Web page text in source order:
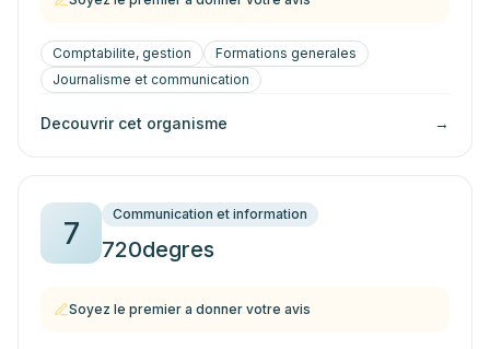
Comptabilite, gestion
Formations generales
Journalisme et communication
Decouvrir cet organisme →
7
Communication et information
720degres
Soyez le premier a donner votre avis